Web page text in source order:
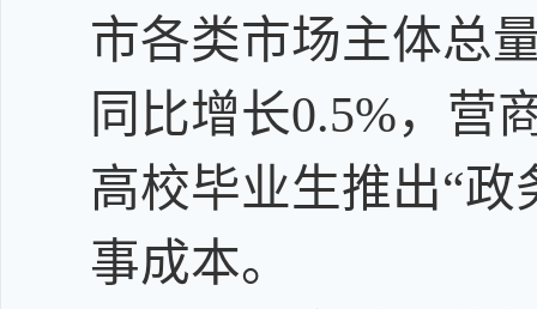
市各类市场主体总
同比增长0.5%，营
高校毕业生推出“
事成本。